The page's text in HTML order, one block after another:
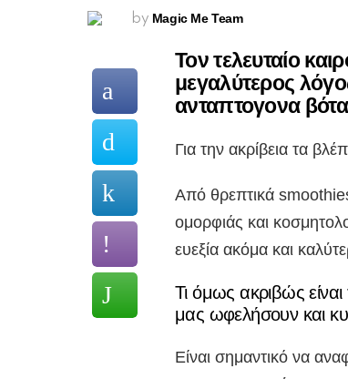
by Magic Me Team
Τον τελευταίο
μεγαλύτερος
ανταπτογονα
Για την ακρίβεια τα
Από θρεπτικά
ομορφιάς και
ευεξία ακόμα και
Τι όμως ακριβώς
μας ωφελήσουν και
Είναι σημαντικό να